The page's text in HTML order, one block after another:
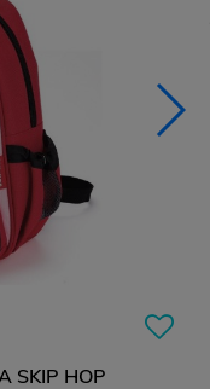
SKIP HOP